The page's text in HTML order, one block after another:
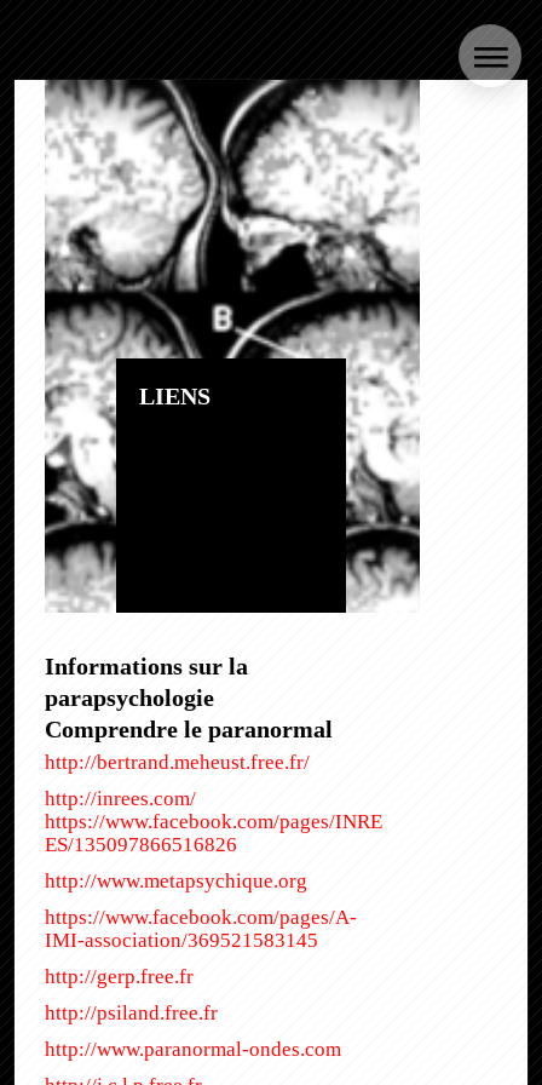
LIENS
Informations sur la
parapsychologie
Comprendre le paranormal
http://bertrand.meheust.free.fr/
http://inrees.com/
https://www.facebook.com/pages/INRE
ES/135097866516826
http://www.metapsychique.org
https://www.facebook.com/pages/A-
IMI-association/369521583145
http://gerp.free.fr
http://psiland.free.fr
http://www.paranormal-ondes.com